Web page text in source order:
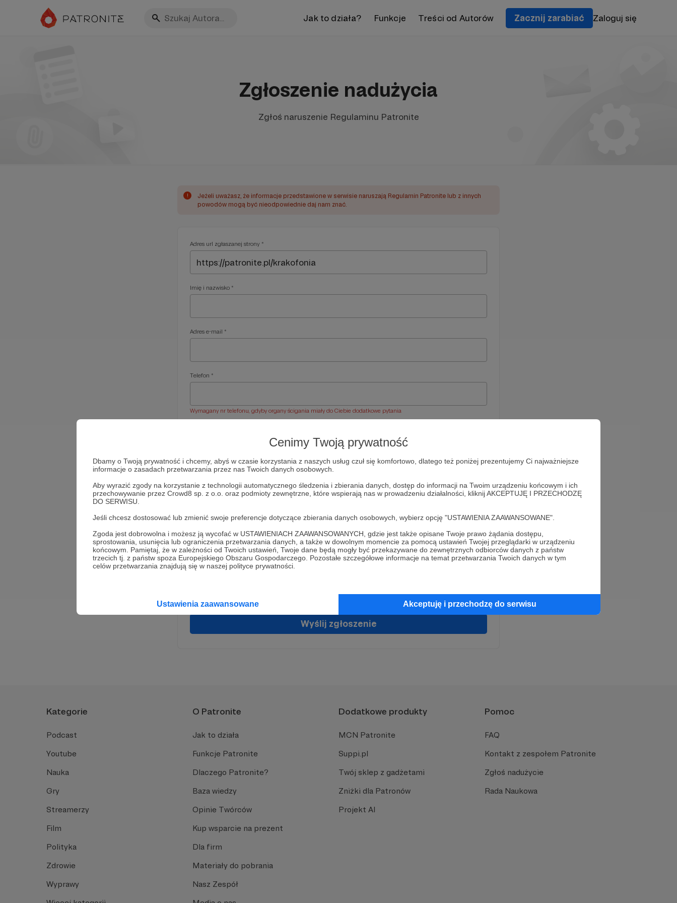
Cenimy Twoją prywatność
Dbamy o Twoją prywatność i chcemy, abyś w czasie korzystania z naszych usług czuł się komfortowo, dlatego też poniżej prezentujemy Ci najważniejsze
informacje o zasadach przetwarzania przez nas Twoich danych osobowych.
Aby wyrazić zgody na korzystanie z technologii automatycznego śledzenia i zbierania danych, dostęp do informacji na Twoim urządzeniu końcowym i ich
przechowywanie przez Crowd8 sp. z o.o. oraz podmioty zewnętrzne, które wspierają nas w prowadzeniu działalności, kliknij AKCEPTUJĘ I PRZECHODZĘ
DO SERWISU.
Jeśli chcesz dostosować lub zmienić swoje preferencje dotyczące zbierania danych osobowych, wybierz opcję "USTAWIENIA ZAAWANSOWANE".
Zgoda jest dobrowolna i możesz ją wycofać w USTAWIENIACH ZAAWANSOWANYCH, gdzie jest także opisane Twoje prawo żądania dostępu,
sprostowania, usunięcia lub ograniczenia przetwarzania danych, a także w dowolnym momencie za pomocą ustawień Twojej przeglądarki w urządzeniu
końcowym. Pamiętaj, że w zależności od Twoich ustawień, Twoje dane będą mogły być przekazywane do zewnętrznych odbiorców danych z państw
trzecich tj. z państw spoza Europejskiego Obszaru Gospodarczego. Pozostałe szczegółowe informacje na temat przetwarzania Twoich danych w tym
celów przetwarzania znajdują się w naszej polityce prywatności.
Ustawienia zaawansowane Akceptuję i przechodzę do serwisu
Jak to działa? Funkcje Treści od Autorów Zacznij zarabiać Zaloguj się
Zgłoszenie nadużycia
Zgłoś naruszenie Regulaminu Patronite
!
Jeżeli uważasz, że informacje przedstawione w serwisie naruszają Regulamin Patronite lub z innych
powodów mogą być nieodpowiednie daj nam znać.
Adres url zgłaszanej strony *
Imię i nazwisko *
Adres e-mail *
Telefon *
Wymagany nr telefonu, gdyby organy ścigania miały do Ciebie dodatkowe pytania
* Wyrażam zgodę na przetwarzanie moich danych osobowych przez Patronite
Administratorem Twoich danych osobowych jest Crowd8 sp. z o.o. z siedziba w Warszawie, ul. Żwirki i
Wigury 16, 02-092 Warszawa. Twoje dane osobowe będą przetwarzane w szczególności w celu wykonania
umowy zawartej z Tobą, w tym do umożliwienia świadczenia usługi drogą elektroniczną oraz pełnego
korzystania z platformy Patronite.pl, w tym możliwości dokonywania oraz otrzymywania wsparcia na naszej
Gwarantujemy spełnienie wszystkich Twoich praw wynikających z ogólnego rozporządzenia o ochronie
danych, tj. prawo dostępu, sprostowania oraz usunięcia Twoich danych, ograniczenia ich przetwarzania,
profilowaniu, a także prawo wyrażenia sprzeciwu wobec przetwarzania Twoich danych osobowych.
Rejestracja dla osób niepełnoletnich możliwa jest po przekazaniu podpisanego formularza "Zgodna na
rozwiń zgodę
Wyślij zgłoszenie
Kategorie
Podcast
Youtube
Nauka
Gry
Streamerzy
Film
Polityka
Zdrowie
Wyprawy
O Patronite
Jak to działa
Funkcje Patronite
Dlaczego Patronite?
Baza wiedzy
Opinie Twórców
Kup wsparcie na prezent
Dla firm
Materiały do pobrania
Nasz Zespół
Dodatkowe produkty
MCN Patronite
Suppi.pl
Twój sklep z gadżetami
Zniżki dla Patronów
Projekt AI
Pomoc
FAQ
Kontakt z zespołem Patronite
Zgłoś nadużycie
Rada Naukowa